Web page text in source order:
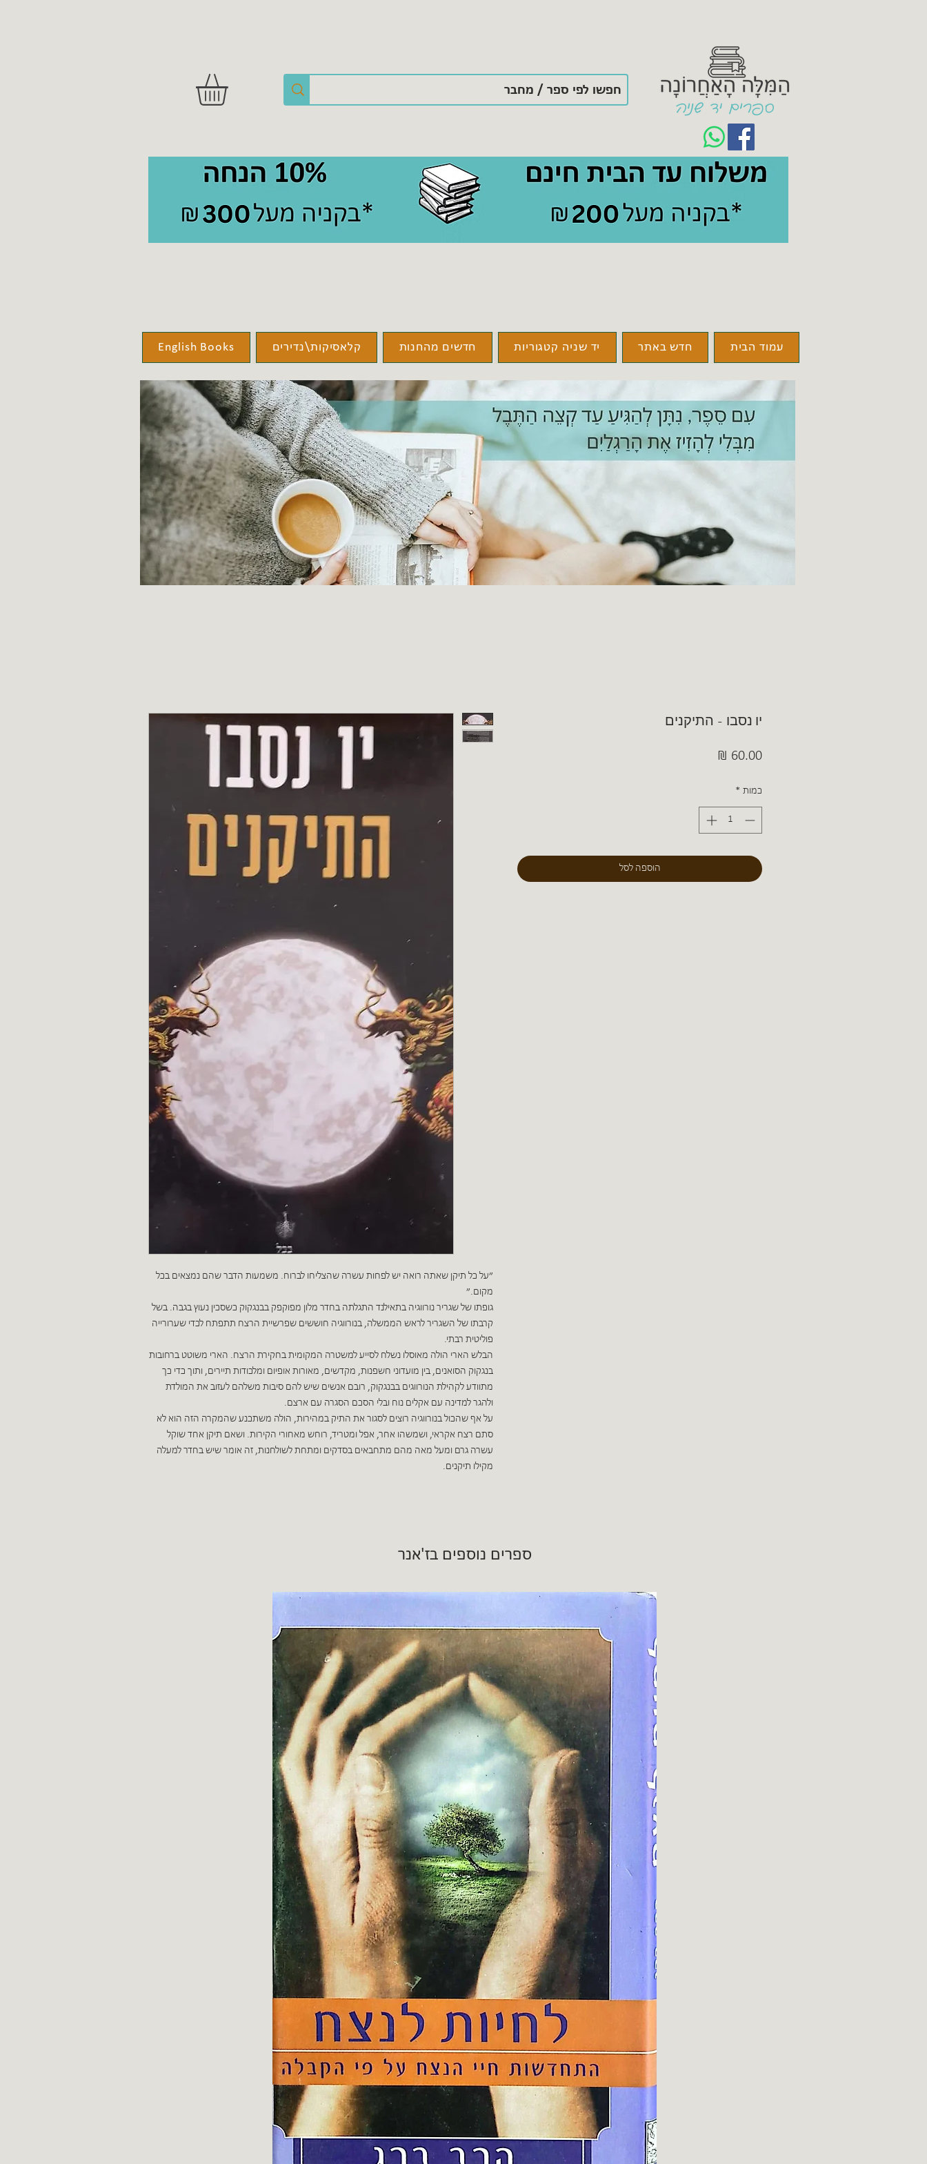
עמוד הבית חדש באתר יד שניה קטגוריות חדשים מהחנות קלאסיקות\נדירים English Books
״על כל תיקן שאתה רואה יש לפחות עשרה שהצליחו לברוח. משמעות הדבר שהם נמצאים בכל
מקום.״
גופתו של שגריר נורווגיה בתאילנד התגלתה בחדר מלון מפוקפק בבנגקוק כשסכין נעוץ בגבה. בשל
קרבתו של השגריר לראש הממשלה, בנורווגיה חוששים שפרשיית הרצח תתפתח לכדי שערורייה
פוליטית רבתי.
הבלש הארי הולה מאוסלו נשלח לסייע למשטרה המקומית בחקירת הרצח. הארי משוטט ברחובות
בנגקוק הסואנים, בין מועדוני חשפנות, מקדשים, מאורות אופיום ומלכודות תיירים, ותוך כדי כך
מתוודע לקהילת הנורווגים בבנגקוק, רובם אנשים שיש להם סיבות משלהם לעזוב את המולדת
ולהגר למדינה עם אקלים נוח ובלי הסכם הסגרה עם ארצם.
על אף שהכול בנורווגיה רוצים לסגור את התיק במהירות, הולה משתכנע שהמקרה הזה הוא לא
סתם רצח אקראי, ושמשהו אחר, אפל ומטריד, רוחש מאחורי הקירות. ושאם תיקן אחד שוקל
עשרה גרם ומעל מאה מהם מתחבאים בסדקים ומתחת לשולחנות, זה אומר שיש בחדר למעלה
מקילו תיקנים.
יו נסבו - התיקנים
כמות *
הוספה לסל
ספרים נוספים בז'אנר